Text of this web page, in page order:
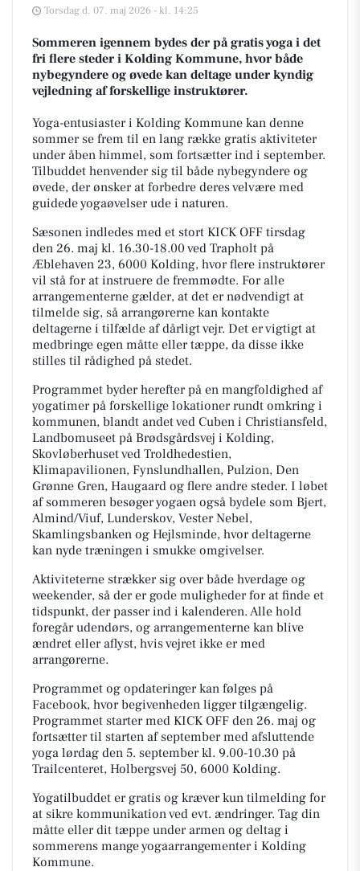
Torsdag d. 07. maj 2026 - kl. 14:25
Sommeren igennem bydes der på gratis yoga i det
fri flere steder i Kolding Kommune, hvor både
nybegyndere og øvede kan deltage under kyndig
vejledning af forskellige instruktører.
Yoga-entusiaster i Kolding Kommune kan denne
sommer se frem til en lang række gratis aktiviteter
under åben himmel, som fortsætter ind i september.
Tilbuddet henvender sig til både nybegyndere og
øvede, der ønsker at forbedre deres velvære med
guidede yogaøvelser ude i naturen.
Sæsonen indledes med et stort KICK OFF tirsdag
den 26. maj kl. 16.30-18.00 ved Trapholt på
Æblehaven 23, 6000 Kolding, hvor flere instruktører
vil stå for at instruere de fremmødte. For alle
arrangementerne gælder, at det er nødvendigt at
tilmelde sig, så arrangørerne kan kontakte
deltagerne i tilfælde af dårligt vejr. Det er vigtigt at
medbringe egen måtte eller tæppe, da disse ikke
stilles til rådighed på stedet.
Programmet byder herefter på en mangfoldighed af
yogatimer på forskellige lokationer rundt omkring i
kommunen, blandt andet ved Cuben i Christiansfeld,
Landbomuseet på Brødsgårdsvej i Kolding,
Skovløberhuset ved Troldhedestien,
Klimapavilionen, Fynslundhallen, Pulzion, Den
Grønne Gren, Haugaard og flere andre steder. I løbet
af sommeren besøger yogaen også bydele som Bjert,
Almind/Viuf, Lunderskov, Vester Nebel,
Skamlingsbanken og Hejlsminde, hvor deltagerne
kan nyde træningen i smukke omgivelser.
Aktiviteterne strækker sig over både hverdage og
weekender, så der er gode muligheder for at finde et
tidspunkt, der passer ind i kalenderen. Alle hold
foregår udendørs, og arrangementerne kan blive
ændret eller aflyst, hvis vejret ikke er med
arrangørerne.
Programmet og opdateringer kan følges på
Facebook, hvor begivenheden ligger tilgængelig.
Programmet starter med KICK OFF den 26. maj og
fortsætter til starten af september med afsluttende
yoga lørdag den 5. september kl. 9.00-10.30 på
Trailcenteret, Holbergsvej 50, 6000 Kolding.
Yogatilbuddet er gratis og kræver kun tilmelding for
at sikre kommunikation ved evt. ændringer. Tag din
måtte eller dit tæppe under armen og deltag i
sommerens mange yogaarrangementer i Kolding
Kommune.